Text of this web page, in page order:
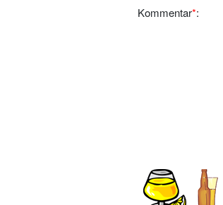
Kommentar*: